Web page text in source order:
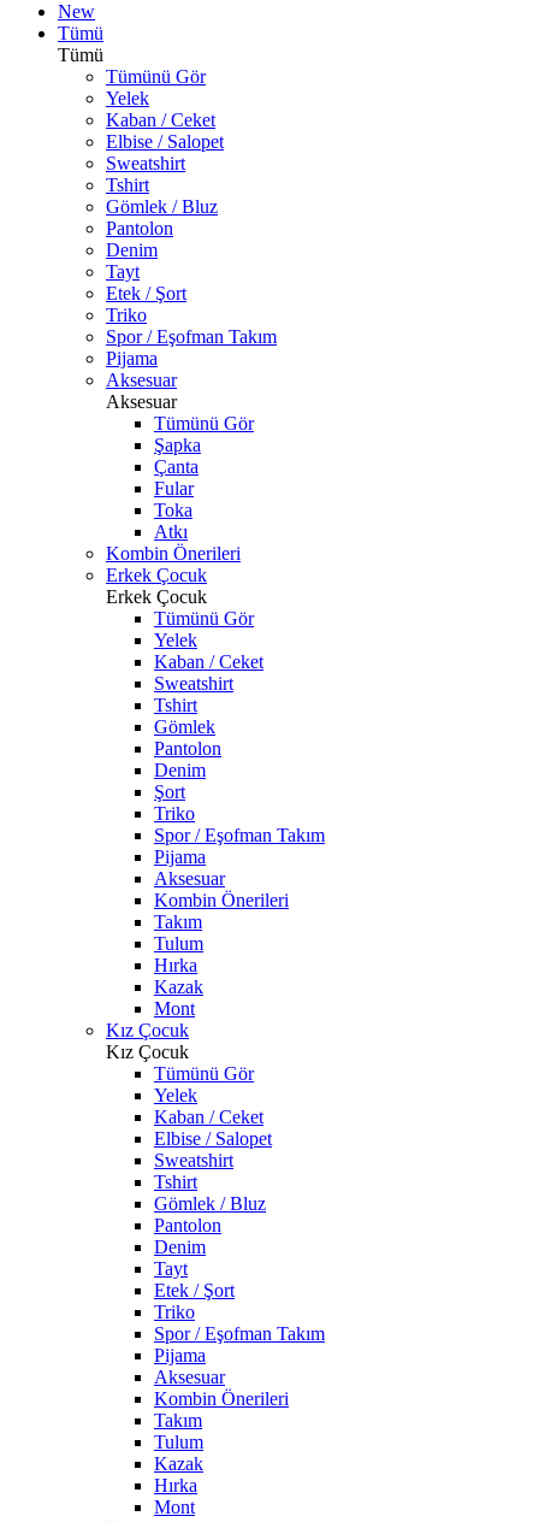
New
Tümü
Tümü
Tümünü Gör
Yelek
Kaban / Ceket
Elbise / Salopet
Sweatshirt
Tshirt
Gömlek / Bluz
Pantolon
Denim
Tayt
Etek / Şort
Triko
Spor / Eşofman Takım
Pijama
Aksesuar
Aksesuar
Tümünü Gör
Şapka
Çanta
Fular
Toka
Atkı
Kombin Önerileri
Erkek Çocuk
Erkek Çocuk
Tümünü Gör
Yelek
Kaban / Ceket
Sweatshirt
Tshirt
Gömlek
Pantolon
Denim
Şort
Triko
Spor / Eşofman Takım
Pijama
Aksesuar
Kombin Önerileri
Takım
Tulum
Hırka
Kazak
Mont
Kız Çocuk
Kız Çocuk
Tümünü Gör
Yelek
Kaban / Ceket
Elbise / Salopet
Sweatshirt
Tshirt
Gömlek / Bluz
Pantolon
Denim
Tayt
Etek / Şort
Triko
Spor / Eşofman Takım
Pijama
Aksesuar
Kombin Önerileri
Takım
Tulum
Kazak
Hırka
Mont